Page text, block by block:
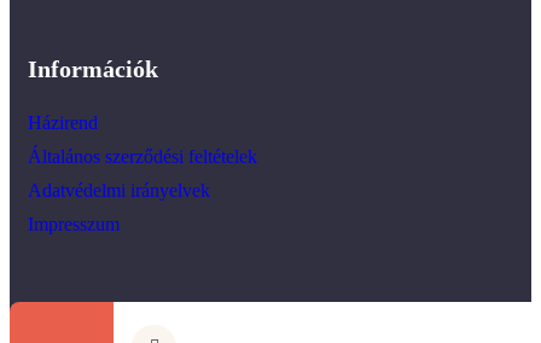
Információk
Házirend
Általános szerződési feltételek
Adatvédelmi irányelvek
Impresszum